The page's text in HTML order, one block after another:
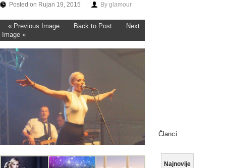
Posted on Rujan 19, 2015 By glamour
« Previous Image Back to Post
Next
Image »
Članci
Najnovije